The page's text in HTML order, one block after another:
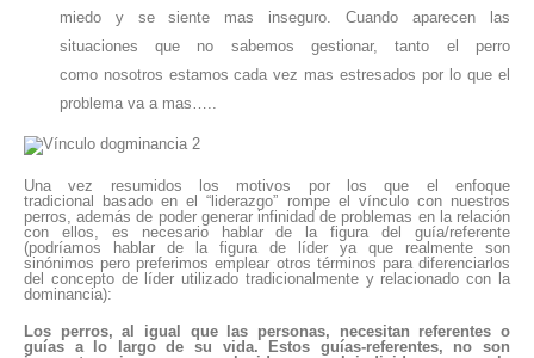
miedo y se siente mas inseguro. Cuando aparecen las
situaciones que no sabemos gestionar, tanto el perro
como nosotros estamos cada vez mas estresados por lo que el
problema va a mas…..
Una vez resumidos los motivos por los que el enfoque
tradicional basado en el “liderazgo” rompe el vínculo con nuestros
perros, además de poder generar infinidad de problemas en la relación
con ellos, es necesario hablar de la figura del guía/referente
(podríamos hablar de la figura de líder ya que realmente son
sinónimos pero preferimos emplear otros términos para diferenciarlos
del concepto de líder utilizado tradicionalmente y relacionado con la
dominancia):
Los perros, al igual que las personas, necesitan referentes o
guías a lo largo de su vida. Estos guías-referentes, no son